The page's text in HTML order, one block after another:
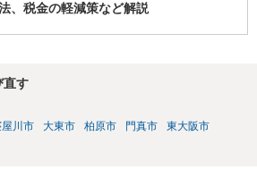
、税金の軽減策など解説
直す
川市 大東市 柏原市 門真市
東大阪市